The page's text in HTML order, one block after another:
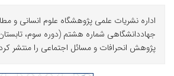
اداره نشریات علمی پژوهشگاه علوم انسانی و
پژوهش انحرافات و مسائل اجتماعی را منتشر